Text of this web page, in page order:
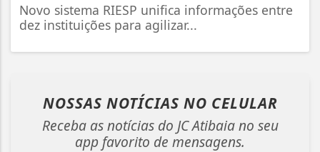
Novo sistema RIESP unifica informações entre
dez instituições para agilizar...
NOSSAS NOTÍCIAS NO CELULAR
Receba as notícias do JC Atibaia no seu
app favorito de mensagens.